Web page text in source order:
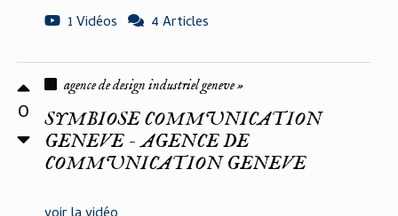
1 Vidéos
4 Articles
0
agence de design industriel geneve »
SYMBIOSE COMMUNICATION
GENEVE - AGENCE DE
COMMUNICATION GENEVE